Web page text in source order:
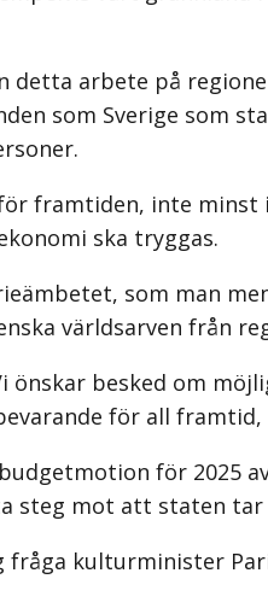
detta arbete på
som Sverige som
framtiden, inte
ska tryggas.
som man
världsarven från
önskar besked om
för all
för 2025
steg mot att staten tar
fråga kulturminister